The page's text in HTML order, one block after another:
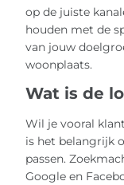
op de juiste
houden met de
van jouw
woonplaats.
Wat is de
Wil je vooral
is het belangrijk
passen.
Google en